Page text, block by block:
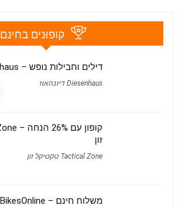
קופונים בחינם
דילים וחבילות נופש – Diesenhaus דיזנהאוז
Diesenhaus דיזנהאוז
זון
Tactical Zone טקטיקל זון
משלוח חינם – BikesOnline בייקס אונליין